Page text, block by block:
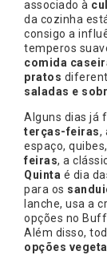
associado à
da cozinha
consigo a
temperos
comida
pratos
saladas e
Alguns dias já
terças-feiras,
espaço,
feiras, a
Quinta é dia
para os
lanche, usa a
opções no
Além disso,
opções